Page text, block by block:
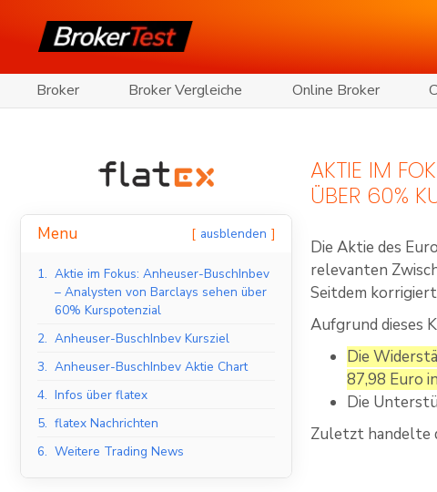
Broker Broker Vergleiche Online Broker
Menu ausblenden
1. Aktie im Fokus: Anheuser-BuschInbev
– Analysten von Barclays sehen über
60% Kurspotenzial
2. Anheuser-BuschInbev Kursziel
3. Anheuser-BuschInbev Aktie Chart
4. Infos über flatex
5. flatex Nachrichten
6. Weitere Trading News
AKTIE IM
ÜBER 60%
Die Aktie des
relevanten
Seitdem
Aufgrund dieses
Die
87,98 Euro
Die
Zuletzt handelte